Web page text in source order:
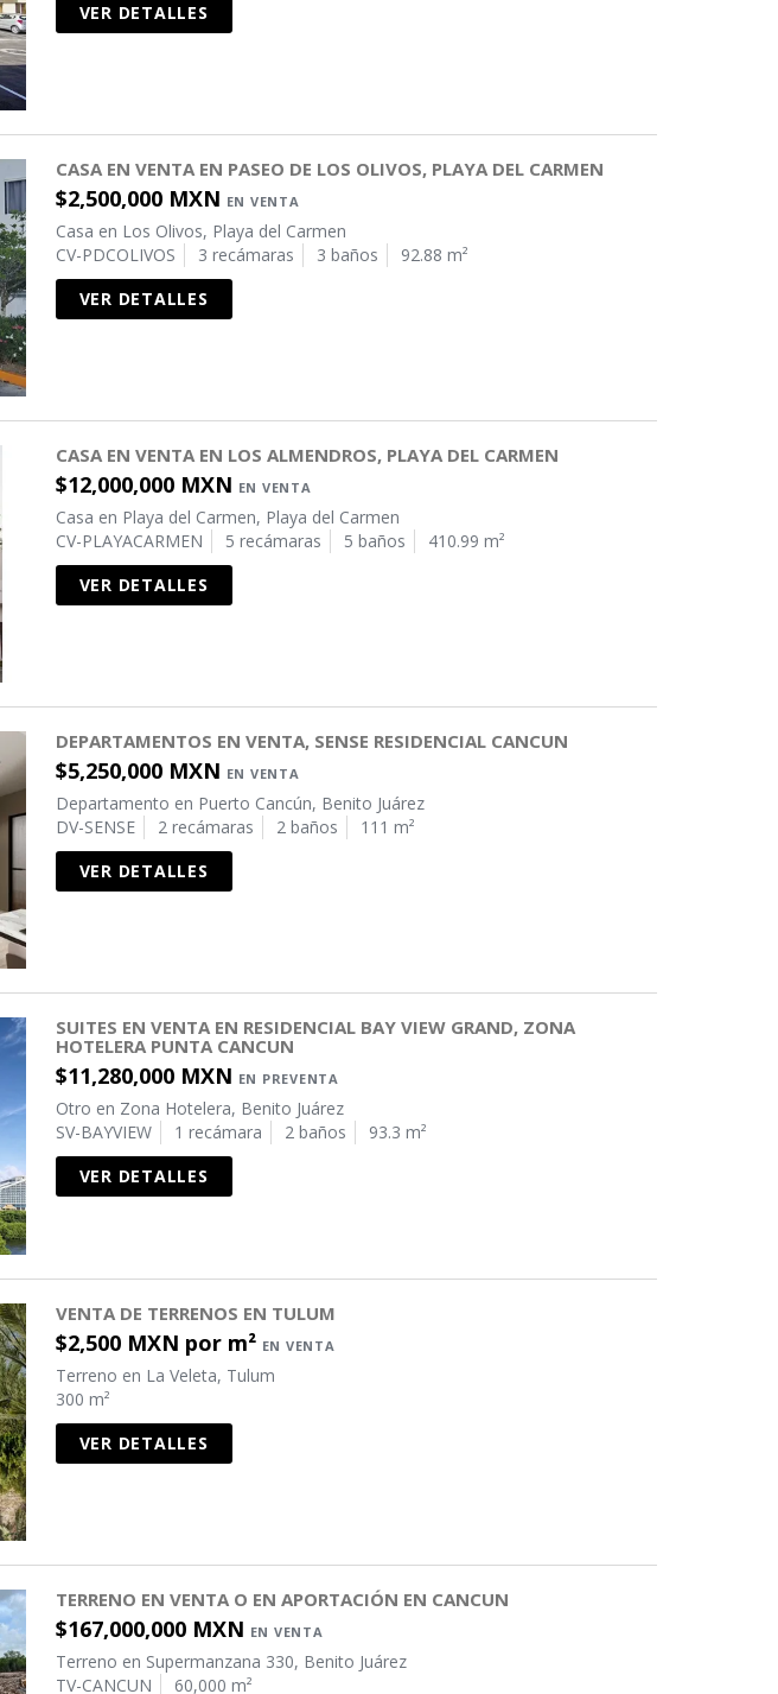
VER DETALLES
CASA EN VENTA EN PASEO DE LOS OLIVOS, PLAYA DEL CARMEN
$2,500,000 MXN EN VENTA
Casa en Los Olivos, Playa del Carmen
CV-PDCOLIVOS
3 recámaras 3 baños
92.88 m²
VER DETALLES
CASA EN VENTA EN LOS ALMENDROS, PLAYA DEL CARMEN
$12,000,000 MXN EN VENTA
Casa en Playa del Carmen, Playa del Carmen
CV-PLAYACARMEN
5 recámaras 5 baños
410.99 m²
VER DETALLES
DEPARTAMENTOS EN VENTA, SENSE RESIDENCIAL CANCUN
$5,250,000 MXN EN VENTA
Departamento en Puerto Cancún, Benito Juárez
DV-SENSE
2 recámaras 2 baños
111 m²
VER DETALLES
SUITES EN VENTA EN RESIDENCIAL BAY VIEW GRAND, ZONA
HOTELERA PUNTA CANCUN
$11,280,000 MXN EN PREVENTA
Otro en Zona Hotelera, Benito Juárez
SV-BAYVIEW
1 recámara 2 baños
93.3 m²
VER DETALLES
VENTA DE TERRENOS EN TULUM
$2,500 MXN por m² EN VENTA
Terreno en La Veleta, Tulum
300 m²
VER DETALLES
TERRENO EN VENTA O EN APORTACIÓN EN CANCUN
$167,000,000 MXN EN VENTA
Terreno en Supermanzana 330, Benito Juárez
TV-CANCUN
60,000 m²